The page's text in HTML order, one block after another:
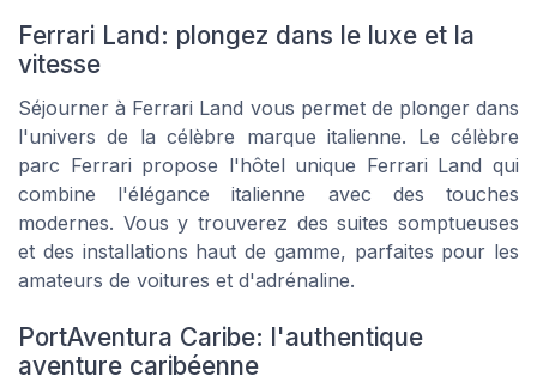
Ferrari Land: plongez dans le luxe et la
vitesse
Séjourner à Ferrari Land vous permet de plonger dans
l'univers de la célèbre marque italienne. Le célèbre
parc Ferrari propose l'hôtel unique Ferrari Land qui
combine l'élégance italienne avec des touches
modernes. Vous y trouverez des suites somptueuses
et des installations haut de gamme, parfaites pour les
amateurs de voitures et d'adrénaline.
PortAventura Caribe: l'authentique
aventure caribéenne